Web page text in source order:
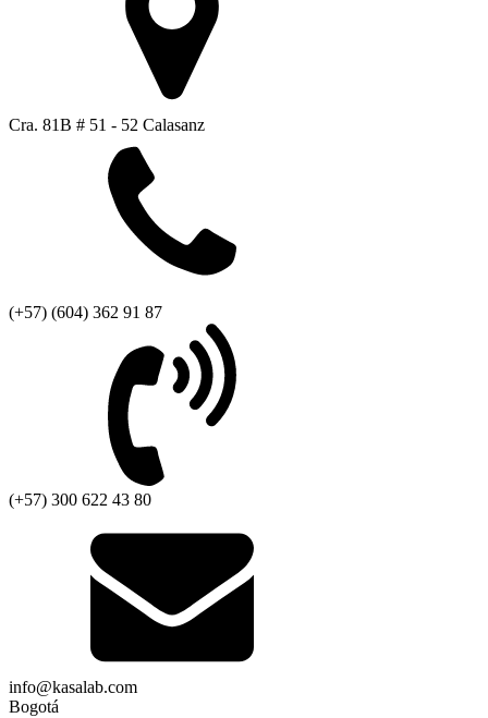
Cra. 81B # 51 - 52 Calasanz
(+57) (604) 362 91 87
(+57) 300 622 43 80
info@kasalab.com
Bogotá